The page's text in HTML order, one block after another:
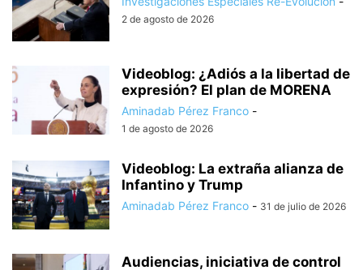
2 de agosto de 2026
Videoblog: ¿Adiós a la libertad de
expresión? El plan de MORENA
Aminadab Pérez Franco -
1 de agosto de 2026
Videoblog: La extraña alianza de
Infantino y Trump
Aminadab Pérez Franco - 31 de julio de 2026
Audiencias, iniciativa de control